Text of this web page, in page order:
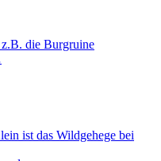
die Burgruine
ist das Wildgehege bei